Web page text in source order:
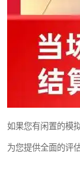
如果您有闲置的模
为您提供全面的评